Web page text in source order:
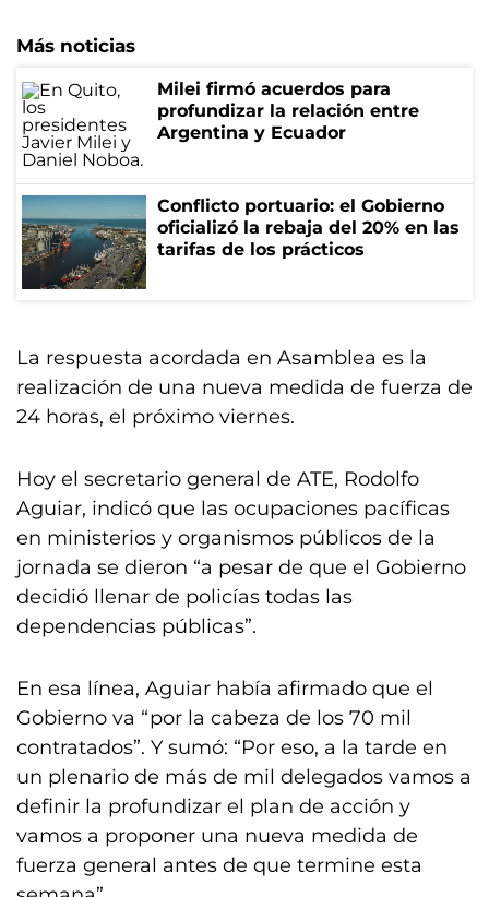
Más noticias
Milei firmó acuerdos para
profundizar la relación entre
Argentina y Ecuador
Conflicto portuario: el Gobierno
oficializó la rebaja del 20% en las
tarifas de los prácticos
La respuesta acordada en Asamblea es la
realización de una nueva medida de fuerza de
24 horas, el próximo viernes.
Hoy el secretario general de ATE, Rodolfo
Aguiar, indicó que las ocupaciones pacíficas
en ministerios y organismos públicos de la
jornada se dieron “a pesar de que el Gobierno
decidió llenar de policías todas las
dependencias públicas”.
En esa línea, Aguiar había afirmado que el
Gobierno va “por la cabeza de los 70 mil
contratados”. Y sumó: “Por eso, a la tarde en
un plenario de más de mil delegados vamos a
definir la profundizar el plan de acción y
vamos a proponer una nueva medida de
fuerza general antes de que termine esta